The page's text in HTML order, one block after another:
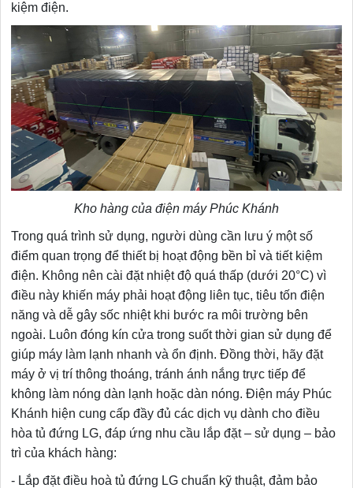
kiệm điện.
Kho hàng của điện máy Phúc Khánh
Trong quá trình sử dụng, người dùng cần lưu ý một số
điểm quan trọng để thiết bị hoạt động bền bỉ và tiết kiệm
điện. Không nên cài đặt nhiệt độ quá thấp (dưới 20°C) vì
điều này khiến máy phải hoạt động liên tục, tiêu tốn điện
năng và dễ gây sốc nhiệt khi bước ra môi trường bên
ngoài. Luôn đóng kín cửa trong suốt thời gian sử dụng để
giúp máy làm lạnh nhanh và ổn định. Đồng thời, hãy đặt
máy ở vị trí thông thoáng, tránh ánh nắng trực tiếp để
không làm nóng dàn lạnh hoặc dàn nóng. Điện máy Phúc
Khánh hiện cung cấp đầy đủ các dịch vụ dành cho điều
hòa tủ đứng LG, đáp ứng nhu cầu lắp đặt – sử dụng – bảo
trì của khách hàng:
- Lắp đặt điều hoà tủ đứng LG chuẩn kỹ thuật, đảm bảo